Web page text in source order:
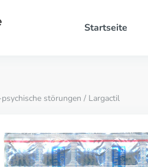
Startseite
störungen / Largactil